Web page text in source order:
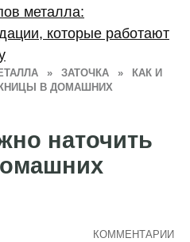
» ЗАТОЧКА »
КАК И
В ДОМАШНИХ
наточить
КОММЕНТАРИИ
металла:
которые работают